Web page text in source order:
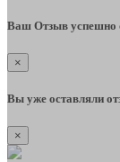
Ваш Отзыв успешно
×
Вы уже оставляли
×